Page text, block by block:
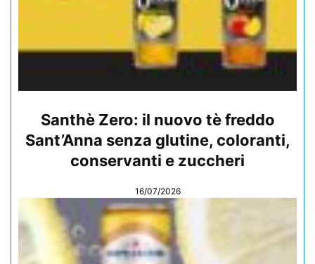
Santhè Zero: il nuovo tè freddo
Sant’Anna senza glutine, coloranti,
conservanti e zuccheri
16/07/2026